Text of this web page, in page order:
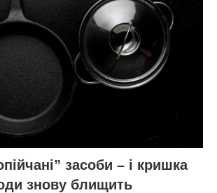
засоби – і кришка
знову блищить